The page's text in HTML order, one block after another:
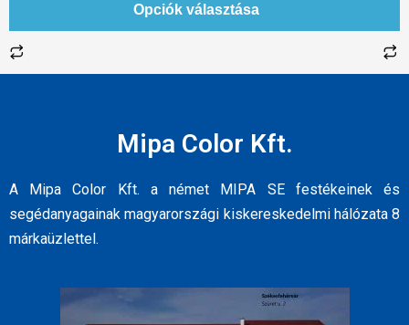
Opciók választása
Mipa Color Kft.
A Mipa Color Kft. a német MIPA SE festékeinek és
segédanyagainak magyarországi kiskereskedelmi hálózata 8
márkaüzlettel.